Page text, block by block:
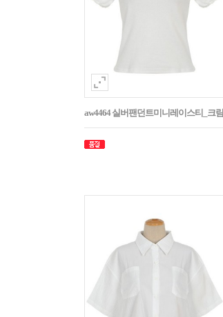
aw4464 실버팬던트미니레이스티_크림